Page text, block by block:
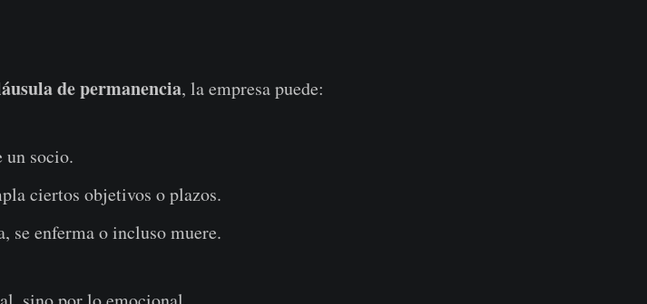
de permanencia, la empresa puede:
un socio.
ciertos objetivos o plazos.
se enferma o incluso muere.